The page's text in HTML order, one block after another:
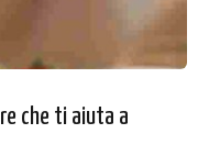
che ti aiuta a